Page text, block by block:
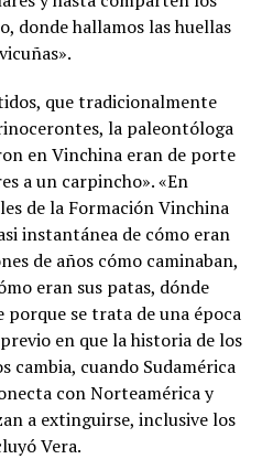
donde hallamos las huellas
que tradicionalmente
la paleontóloga
en Vinchina eran de porte
a un carpincho». «En
de la Formación Vinchina
instantánea de cómo eran
de años cómo caminaban,
eran sus patas, dónde
porque se trata de una época
en que la historia de los
cambia, cuando Sudamérica
con Norteamérica y
a extinguirse, inclusive los
Vera.